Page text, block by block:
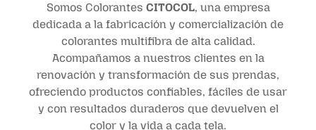
Somos Colorantes CITOCOL, una empresa
dedicada a la fabricación y comercialización de
colorantes multifibra de alta calidad.
Acompañamos a nuestros clientes en la
renovación y transformación de sus prendas,
ofreciendo productos confiables, fáciles de usar
y con resultados duraderos que devuelven el
color y la vida a cada tela.